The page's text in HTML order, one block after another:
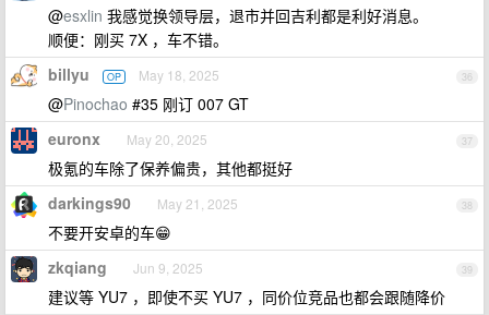
@esxlin 我感觉换领导层，退市并回吉利都是利好消息。
顺便：刚买 7X ，车不错。
36
billyu OP May 18, 2025
@Pinochao #35 刚订 007 GT
37
euronx May 20, 2025
极氪的车除了保养偏贵，其他都挺好
38
darkings90 May 21, 2025
不要开安卓的车😁
39
zkqiang Jun 9, 2025
建议等 YU7 ，即使不买 YU7 ，同价位竞品也都会跟随降价